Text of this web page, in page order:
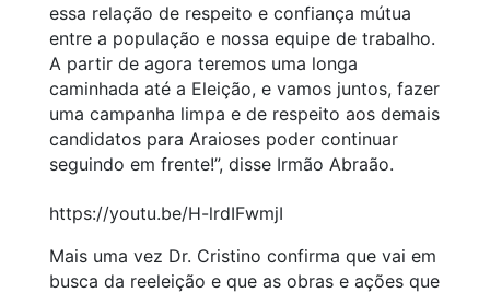
essa relação de respeito e confiança mútua
entre a população e nossa equipe de trabalho.
A partir de agora teremos uma longa
caminhada até a Eleição, e vamos juntos, fazer
uma campanha limpa e de respeito aos demais
candidatos para Araioses poder continuar
seguindo em frente!”, disse Irmão Abraão.
https://youtu.be/H-lrdIFwmjI
Mais uma vez Dr. Cristino confirma que vai em
busca da reeleição e que as obras e ações que